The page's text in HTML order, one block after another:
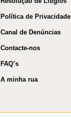
Política de Privacidade
Canal de Denúncias
Contacte-nos
FAQ’s
A minha rua